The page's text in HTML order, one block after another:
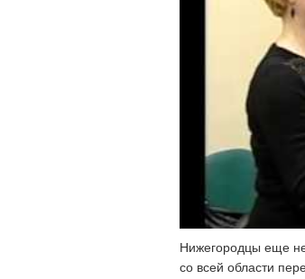
Нижегородцы еще
со всей области